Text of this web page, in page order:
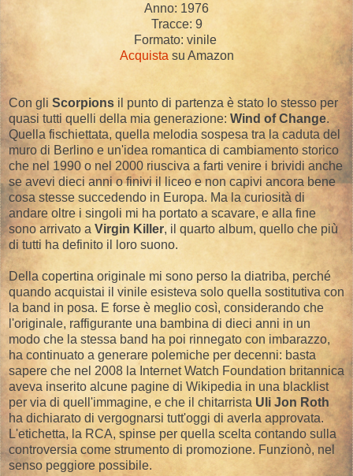
Anno: 1976
Tracce: 9
Formato: vinile
Acquista su Amazon
Con gli Scorpions il punto di partenza è stato lo stesso per
quasi tutti quelli della mia generazione: Wind of Change.
Quella fischiettata, quella melodia sospesa tra la caduta del
muro di Berlino e un'idea romantica di cambiamento storico
che nel 1990 o nel 2000 riusciva a farti venire i brividi anche
se avevi dieci anni o finivi il liceo e non capivi ancora bene
cosa stesse succedendo in Europa. Ma la curiosità di
andare oltre i singoli mi ha portato a scavare, e alla fine
sono arrivato a Virgin Killer, il quarto album, quello che più
di tutti ha definito il loro suono.
Della copertina originale mi sono perso la diatriba, perché
quando acquistai il vinile esisteva solo quella sostitutiva con
la band in posa. E forse è meglio così, considerando che
l'originale, raffigurante una bambina di dieci anni in un
modo che la stessa band ha poi rinnegato con imbarazzo,
ha continuato a generare polemiche per decenni: basta
sapere che nel 2008 la Internet Watch Foundation britannica
aveva inserito alcune pagine di Wikipedia in una blacklist
per via di quell'immagine, e che il chitarrista Uli Jon Roth
ha dichiarato di vergognarsi tutt'oggi di averla approvata.
L'etichetta, la RCA, spinse per quella scelta contando sulla
controversia come strumento di promozione. Funzionò, nel
senso peggiore possibile.